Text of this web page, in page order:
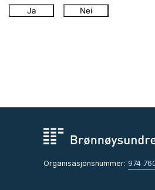
Ja Nei
Organisasjonsnummer: 974